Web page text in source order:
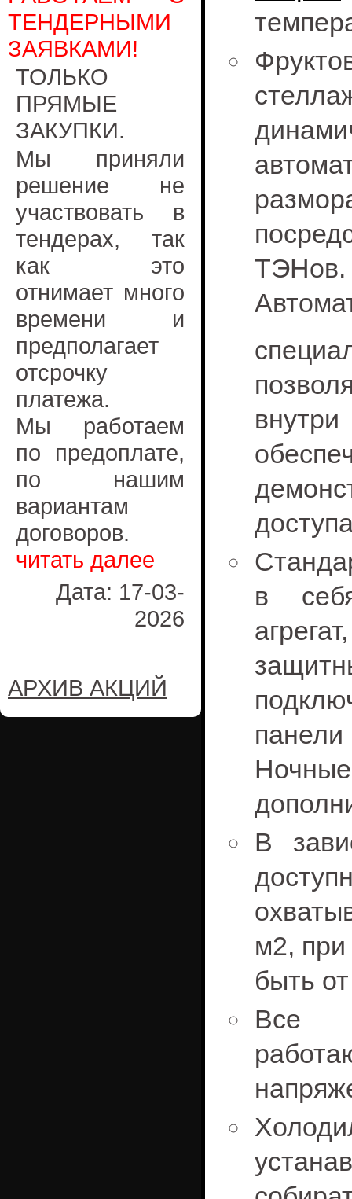
ТЕНДЕРНЫМИ
ЗАЯВКАМИ!
ТОЛЬКО
ПРЯМЫЕ
ЗАКУПКИ.
Мы приняли
решение не
участвовать в
тендерах, так
как это
отнимает много
времени и
предполагает
отсрочку
платежа.
Мы работаем
по предоплате,
по нашим
вариантам
договоров.
читать далее
Дата: 17-03-
2026
АРХИВ АКЦИЙ
ТЭНов.
в
панели
В
м2, при
быть
Все